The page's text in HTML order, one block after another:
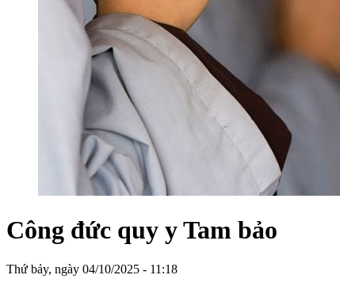
Công đức quy y Tam bảo
Thứ bảy, ngày 04/10/2025 - 11:18